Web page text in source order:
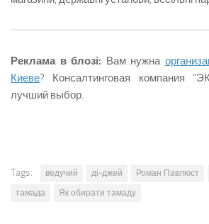
Реклама в блозі: Вам нужна
Киеве? Консалтинговая компания
лучший выбор.
Tags: ведучий ді-джей Роман Павлюст
тамада
Як обирати тамаду